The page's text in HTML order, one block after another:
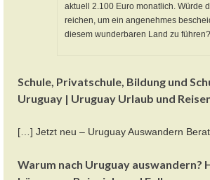
aktuell 2.100 Euro monatlich. Würde
reichen, um ein angenehmes
diesem wunderbaren Land zu führen?
Schule, Privatschule, Bildung und
Uruguay | Uruguay Urlaub und
[…] Jetzt neu – Uruguay Auswandern
Warum nach Uruguay auswandern?